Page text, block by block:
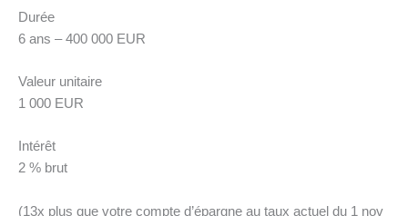
Durée
6 ans – 400 000 EUR
Valeur unitaire
1 000 EUR
Intérêt
2 % brut
(13x plus que votre compte d’épargne au taux actuel du 1 nov